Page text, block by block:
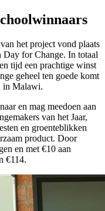
het project vond plaats
for Change. In totaal
tijd een prachtige winst
geheel ten goede komt
in Malawi.
en mag meedoen aan
van het Jaar,
en groenteblikken
product. Door
en met €10 aan
€114.